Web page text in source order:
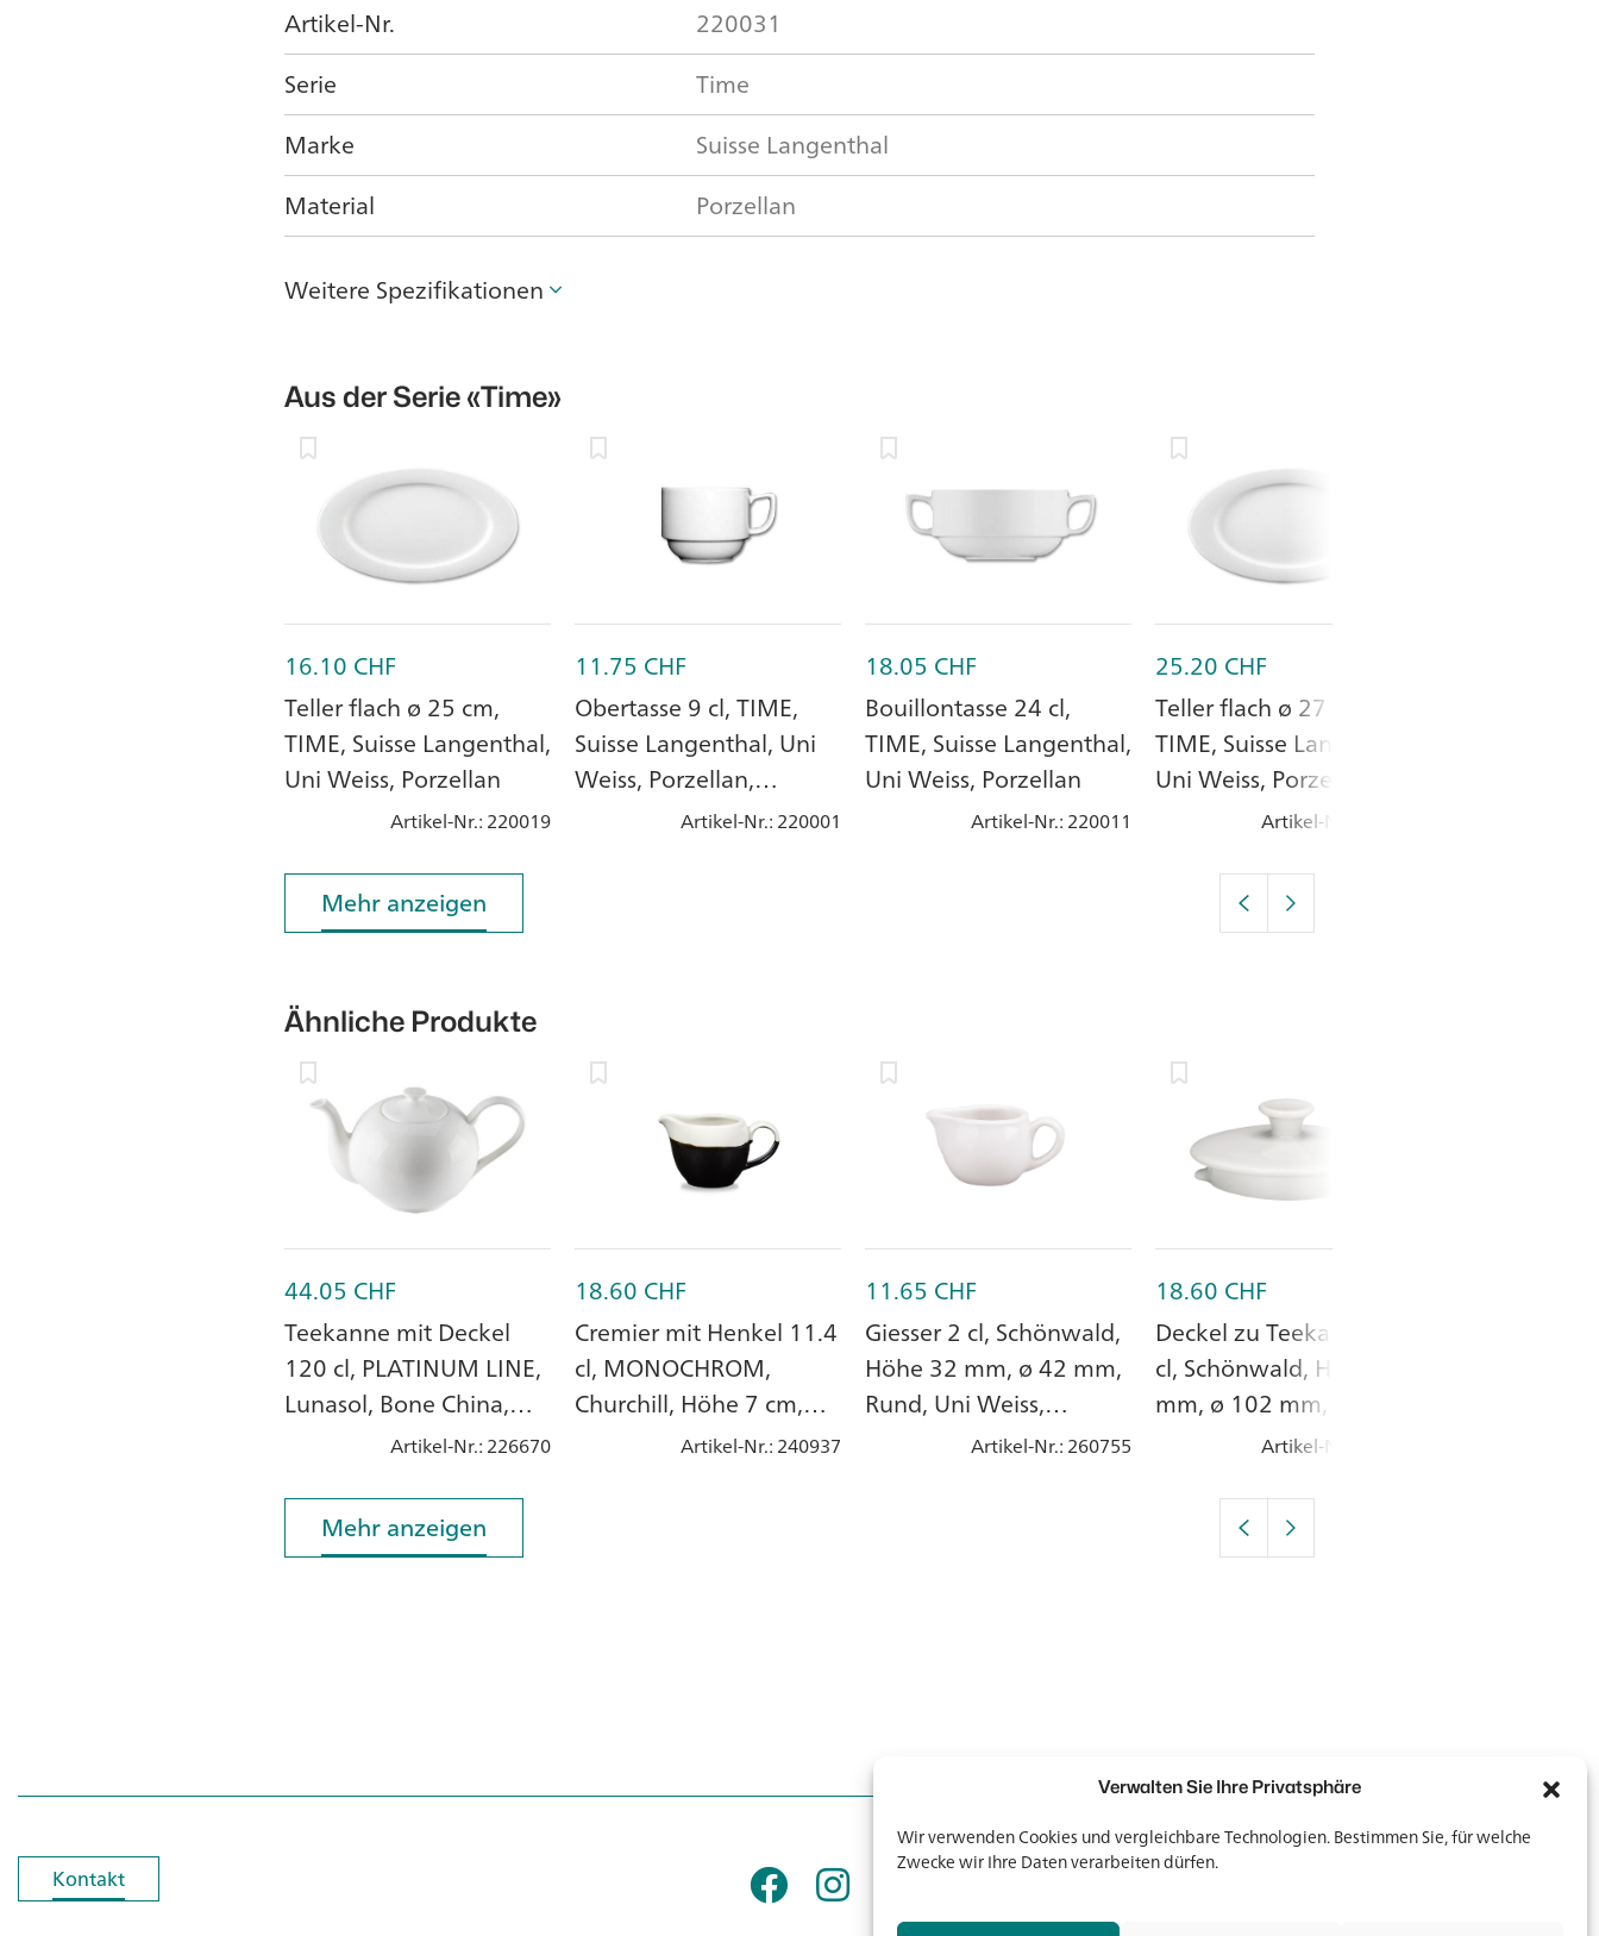
Verwalten Sie Ihre Privatsphäre
Wir verwenden Cookies und vergleichbare Technologien. Bestimmen Sie, für welche
Zwecke wir Ihre Daten verarbeiten dürfen.
Artikel-Nr.
220031
Serie
Time
Marke
Suisse Langenthal
Material
Porzellan
Weitere Spezifikationen
Aus der Serie«Time»
16.10 CHF
Teller flach ø 25 cm,
TIME, Suisse Langenthal,
Uni Weiss, Porzellan
Artikel-Nr.: 220019
11.75 CHF
Obertasse 9 cl, TIME,
Suisse Langenthal, Uni
Weiss, Porzellan,
Artikel-Nr.: 220001
18.05 CHF
Bouillontasse 24 cl,
TIME, Suisse Langenthal,
Uni Weiss, Porzellan
Artikel-Nr.: 220011
25.20 CHF
Teller flach ø 27 cm,
TIME, Suisse Langenthal,
Uni Weiss, Porzellan
Artikel-Nr.
Mehr anzeigen
Mehr anzeigen
Ähnliche Produkte
44.05 CHF
Teekanne mit Deckel
120 cl, PLATINUM LINE,
Lunasol, Bone China,
Artikel-Nr.: 226670
18.60 CHF
Cremier mit Henkel 11.4
cl, MONOCHROM,
Churchill, Höhe 7 cm,
Rund, Onyx Black,
Artikel-Nr.: 240937
11.65 CHF
Giesser 2 cl, Schönwald,
Höhe 32 mm, ø 42 mm,
Rund, Uni Weiss,
Artikel-Nr.: 260755
18.60 CHF
Deckel zu Teekanne 80
cl, Schönwald, Höhe 39
mm, ø 102 mm, Rund,
Uni Weiss, Porzellan
Artikel-Nr.
Mehr anzeigen
Mehr anzeigen
Kontakt
Kontakt